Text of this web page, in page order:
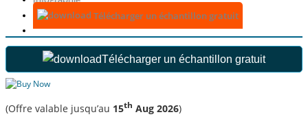
Télécharger un échantillon gratuit
Télécharger un échantillon gratuit
(Offre valable jusqu’au 15th Aug 2026)